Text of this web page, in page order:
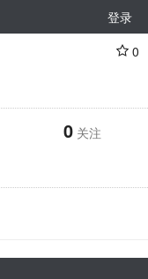
登录
0
0 关注